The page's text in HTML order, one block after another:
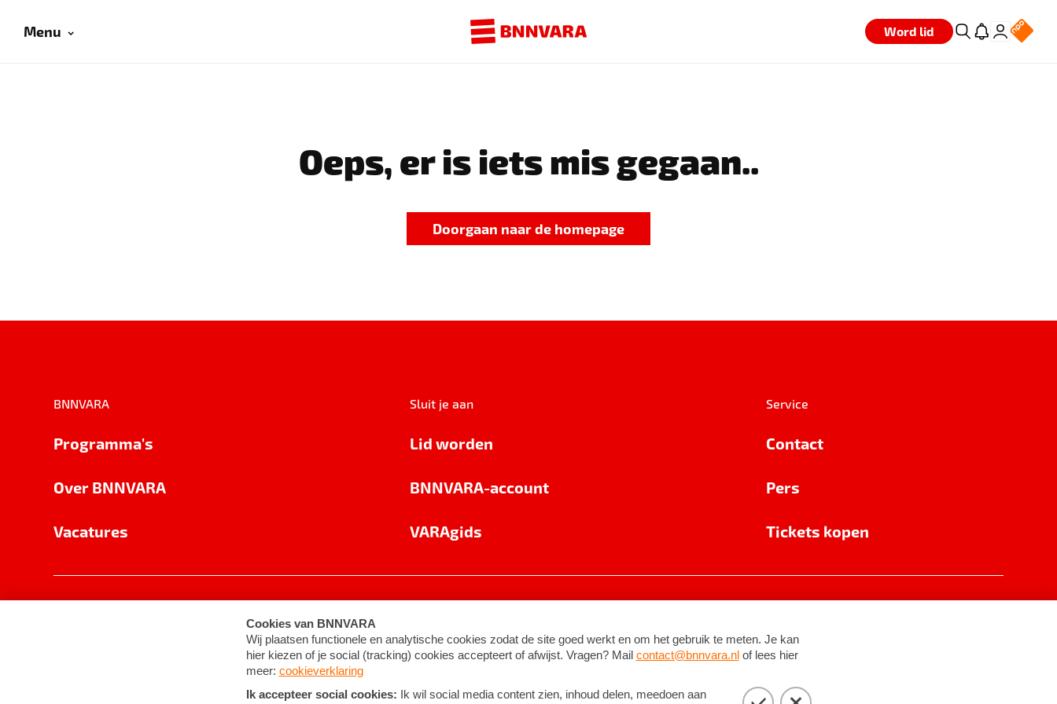
Menu Word lid
Oeps, er is iets mis gegaan..
Doorgaan naar de homepage
BNNVARA
Programma's
Over BNNVARA
Vacatures
Sluit je aan
Lid worden
BNNVARA-account
VARAgids
Service
Contact
Pers
Tickets kopen
Cookie-instellingen Algemene voorwaarden ©2026BNNVARA